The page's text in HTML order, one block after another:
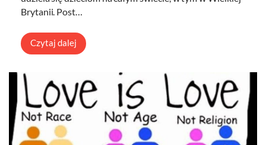
Brytanii. Post…
Czytaj dalej